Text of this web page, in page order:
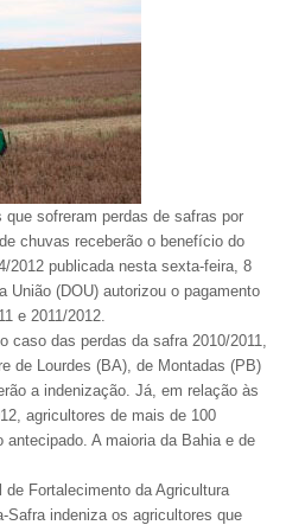
sofreram perdas de safras por
chuvas receberão o benefício do
2012 publicada nesta sexta-feira, 8
União (DOU) autorizou o pagamento
e 2011/2012.
caso das perdas da safra 2010/2011,
de Lourdes (BA), de Montadas (PB)
a indenização. Já, em relação às
agricultores de mais de 100
A maioria da Bahia e de
de Fortalecimento da Agricultura
Safra indeniza os agricultores que